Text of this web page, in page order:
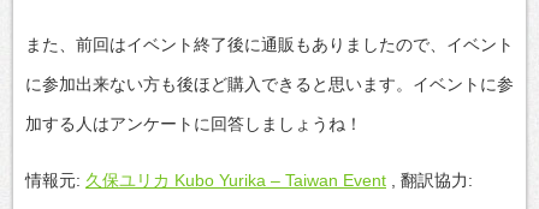
また、前回はイベント終了後に通販もありましたので、イベント
に参加出来ない方も後ほど購入できると思います。イベントに参
加する人はアンケートに回答しましょうね！
情報元: 久保ユリカ Kubo Yurika – Taiwan Event , 翻訳協力: